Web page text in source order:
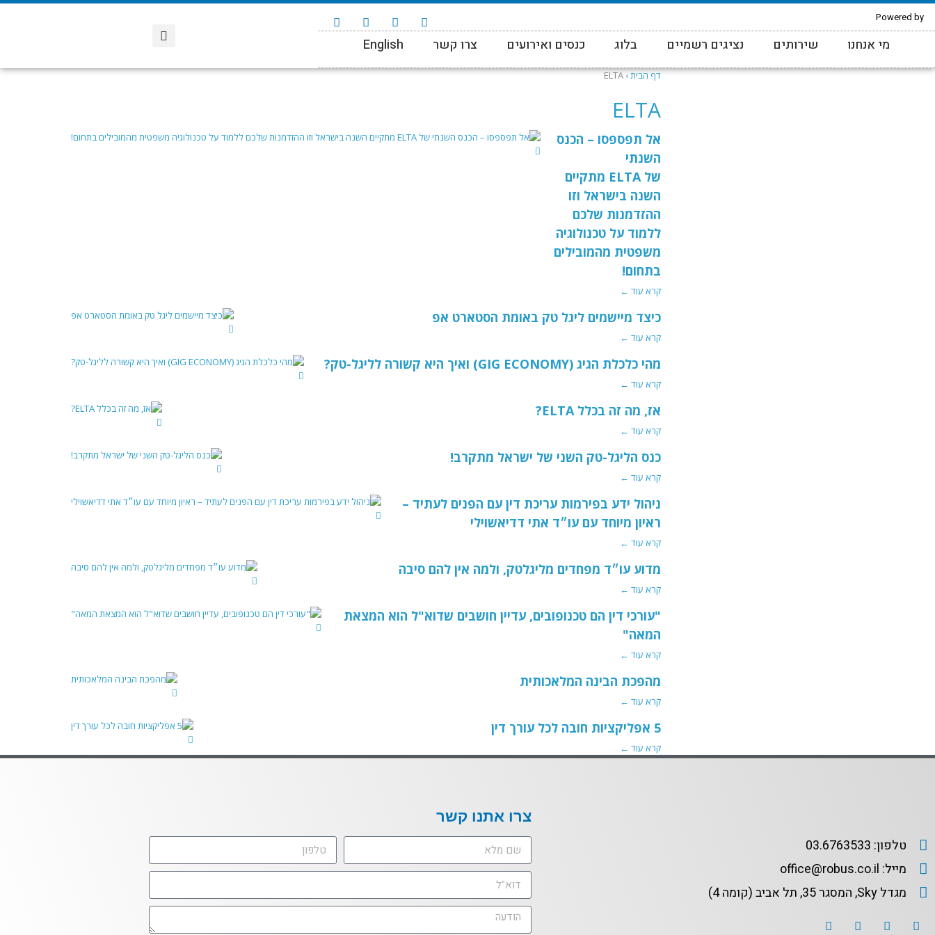
Powered by
מי אנחנו שירותים נציגים רשמיים בלוג כנסים ואירועים צרו קשר English
דף הבית›
ELTA
ELTA
אל תפספסו – הכנס
השנתי
של ELTA מתקיים
השנה בישראל וזו
ההזדמנות שלכם
ללמוד על טכנולוגיה
משפטית מהמובילים
בתחום!
קרא עוד ←
כיצד מיישמים ליגל טק באומת הסטארט אפ
קרא עוד ←
מהי כלכלת הגיג (GIG ECONOMY) ואיך היא קשורה לליגל-טק?
קרא עוד ←
אז, מה זה בכלל ELTA?
קרא עוד ←
כנס הליגל-טק השני של ישראל מתקרב!
קרא עוד ←
ניהול ידע בפירמות עריכת דין עם הפנים לעתיד –
ראיון מיוחד עם עו״ד אתי דדיאשוילי
קרא עוד ←
מדוע עו״ד מפחדים מליגלטק, ולמה אין להם סיבה
קרא עוד ←
"עורכי דין הם טכנופובים, עדיין חושבים שדוא"ל הוא המצאת
המאה"
קרא עוד ←
מהפכת הבינה המלאכותית
קרא עוד ←
5 אפליקציות חובה לכל עורך דין
קרא עוד ←
טלפון: 03.6763533
מייל: office@robus.co.il
מגדל Sky, המסגר 35, תל אביב (קומה 4)
צרו אתנו קשר